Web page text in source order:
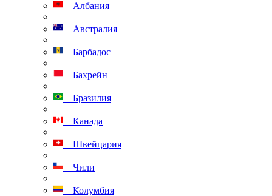
Албания
Австралия
Барбадос
Бахрейн
Бразилия
Канада
Швейцария
Чили
Колумбия